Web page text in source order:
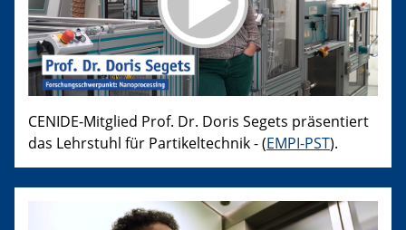
CENIDE-Mitglied Prof. Dr. Doris Segets präsentiert
das Lehrstuhl für Partikeltechnik - (EMPI-PST).